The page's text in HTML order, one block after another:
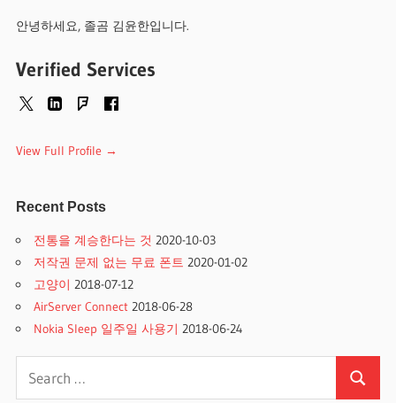
안녕하세요, 졸곰 김윤한입니다.
Verified Services
View Full Profile →
Recent Posts
전통을 계승한다는 것 2020-10-03
저작권 문제 없는 무료 폰트 2020-01-02
고양이 2018-07-12
AirServer Connect 2018-06-28
Nokia Sleep 일주일 사용기 2018-06-24
for:
Search